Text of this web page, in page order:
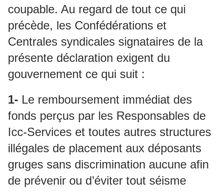
coupable. Au regard de tout ce qui
précède, les Confédérations et
Centrales syndicales signataires de la
présente déclaration exigent du
gouvernement ce qui suit :
1- Le remboursement immédiat des
fonds perçus par les Responsables de
Icc-Services et toutes autres structures
illégales de placement aux déposants
gruges sans discrimination aucune afin
de prévenir ou d’éviter tout séisme